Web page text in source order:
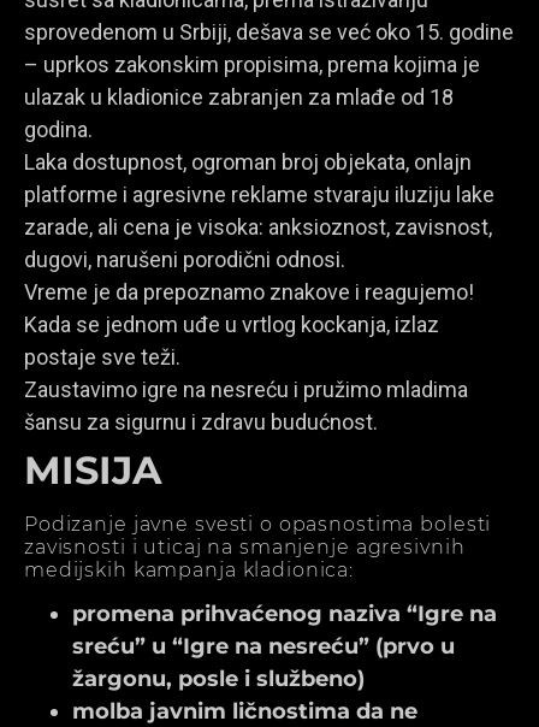
sprovedenom u Srbiji, dešava se već oko 15. godine
– uprkos zakonskim propisima, prema kojima je
ulazak u kladionice zabranjen za mlađe od 18
godina.
Laka dostupnost, ogroman broj objekata, onlajn
platforme i agresivne reklame stvaraju iluziju lake
zarade, ali cena je visoka: anksioznost, zavisnost,
dugovi, narušeni porodični odnosi.
Vreme je da prepoznamo znakove i reagujemo!
Kada se jednom uđe u vrtlog kockanja, izlaz
postaje sve teži.
Zaustavimo igre na nesreću i pružimo mladima
šansu za sigurnu i zdravu budućnost.
MISIJA
Podizanje javne svesti o opasnostima bolesti
zavisnosti i uticaj na smanjenje agresivnih
medijskih kampanja kladionica:
promena prihvaćenog naziva “Igre na
sreću” u “Igre na nesreću” (prvo u
žargonu, posle i službeno)
molba javnim ličnostima da ne